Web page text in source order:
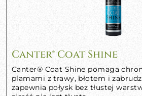
Canter® Coat Shine
Canter® Coat Shine pomaga
plamami z trawy, błotem i
zapewnia połysk bez tłustej